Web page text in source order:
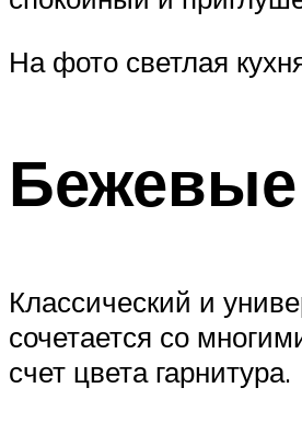
На фото светлая
Бежевые
Классический и
сочетается со
счет цвета гарнитура.